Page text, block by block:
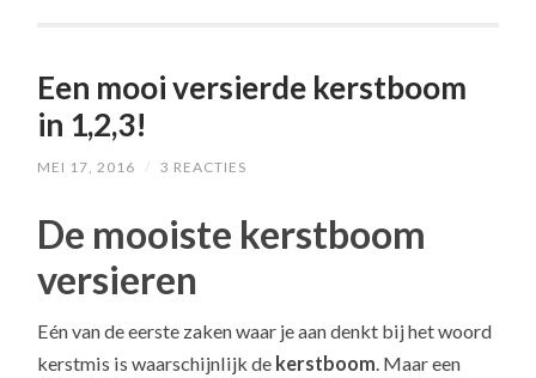
Een mooi versierde kerstboom
in 1,2,3!
MEI 17, 2016 / 3 REACTIES
De mooiste kerstboom
versieren
Eén van de eerste zaken waar je aan denkt bij het woord
kerstmis is waarschijnlijk de kerstboom. Maar een